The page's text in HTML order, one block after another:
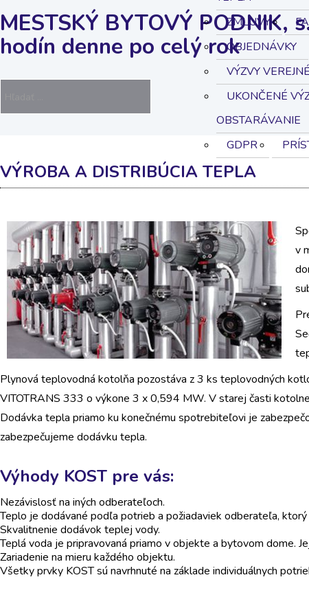
ZMLUVY
OBJEDNÁVKY
VÝZVY
UKONČENÉ
OBSTARÁVANIE
GDPR
MESTSKÝ BYTOVÝ
hodín denne po celý rok
VÝROBA A DISTRIBÚCIA TEPLA
v
Plynová teplovodná kotolňa pozostáva z 3 ks teplovodných
VITOTRANS 333 o výkone 3 x 0,594 MW. V starej časti
Dodávka tepla priamo ku konečnému spotrebiteľovi je
zabezpečujeme dodávku tepla.
Výhody KOST pre vás:
Nezávislosť na iných odberateľoch.
Teplo je dodávané podľa potrieb a požiadaviek odberateľa,
Skvalitnenie dodávok teplej vody.
Teplá voda je pripravovaná priamo v objekte a bytovom dome.
Zariadenie na mieru každého objektu.
Všetky prvky KOST sú navrhnuté na základe individuálnych